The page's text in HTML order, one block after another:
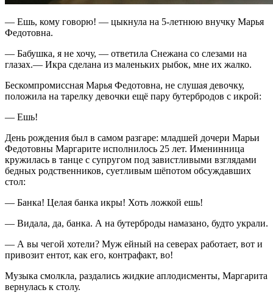
— Ешь, кому говорю! — цыкнула на 5-летнюю внучку Марья
Федотовна.
— Бабушка, я не хочу, — ответила Снежана со слезами на
глазах.— Икра сделана из маленьких рыбок, мне их жалко.
Бескомпромиссная Марья Федотовна, не слушая девочку,
положила на тарелку девочки ещё пару бутербродов с икрой:
— Ешь!
День рождения был в самом разгаре: младшей дочери Марьи
Федотовны Маргарите исполнилось 25 лет. Именинница
кружилась в танце с супругом под завистливыми взглядами
бедных родственников, суетливым шёпотом обсуждавших
стол:
— Банка! Целая банка икры! Хоть ложкой ешь!
— Видала, да, банка. А на бутерброды намазано, будто украли.
— А вы чегой хотели? Муж ейный на северах работает, вот и
привозит ентот, как его, контрафакт, во!
Музыка смолкла, раздались жидкие аплодисменты, Маргарита
вернулась к столу.